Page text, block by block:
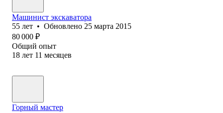
Машинист экскаватора
55 лет • Обновлено 25 марта 2015
80 000 ₽
Общий опыт
18 лет 11 месяцев
Горный мастер